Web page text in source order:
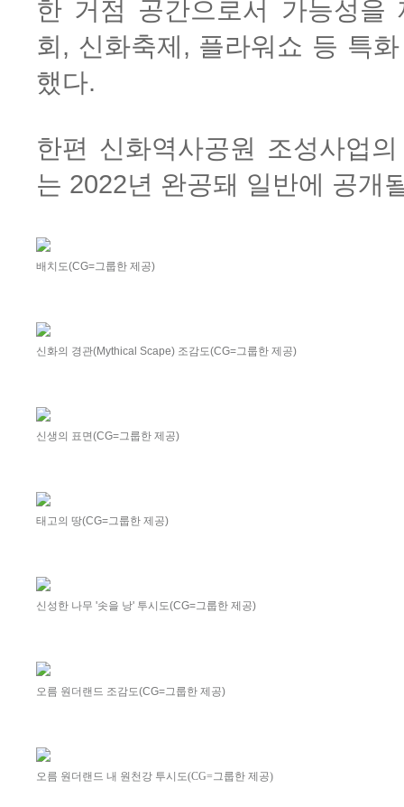
한 거점 공간으로서 가능성을
회, 신화축제, 플라워쇼 등 특
했다.
한편 신화역사공원 조성사업
는 2022년 완공돼 일반에 공개
배치도(CG=그룹한 제공)
신화의 경관(Mythical Scape) 조감도(CG=그룹한 제공)
신생의 표면(CG=그룹한 제공)
태고의 땅(CG=그룹한 제공)
신성한 나무 '솟을 낭' 투시도(CG=그룹한 제공)
오름 원더랜드 조감도(CG=그룹한 제공)
오름 원더랜드 내 원천강 투시도(CG=그룹한 제공)